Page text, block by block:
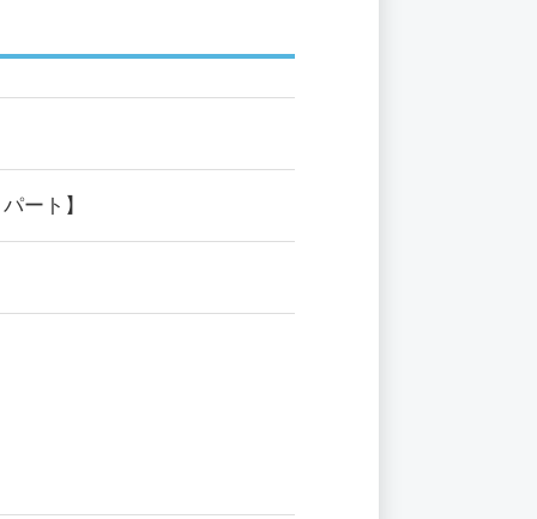
ート】